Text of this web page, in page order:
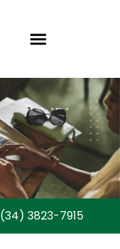
(34) 3823-7915